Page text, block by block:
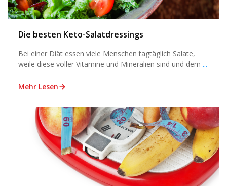
Die besten Keto-Salatdressings
Bei einer Diät essen viele Menschen tagtäglich Salate,
weile diese voller Vitamine und Mineralien sind und dem ...
Mehr Lesen